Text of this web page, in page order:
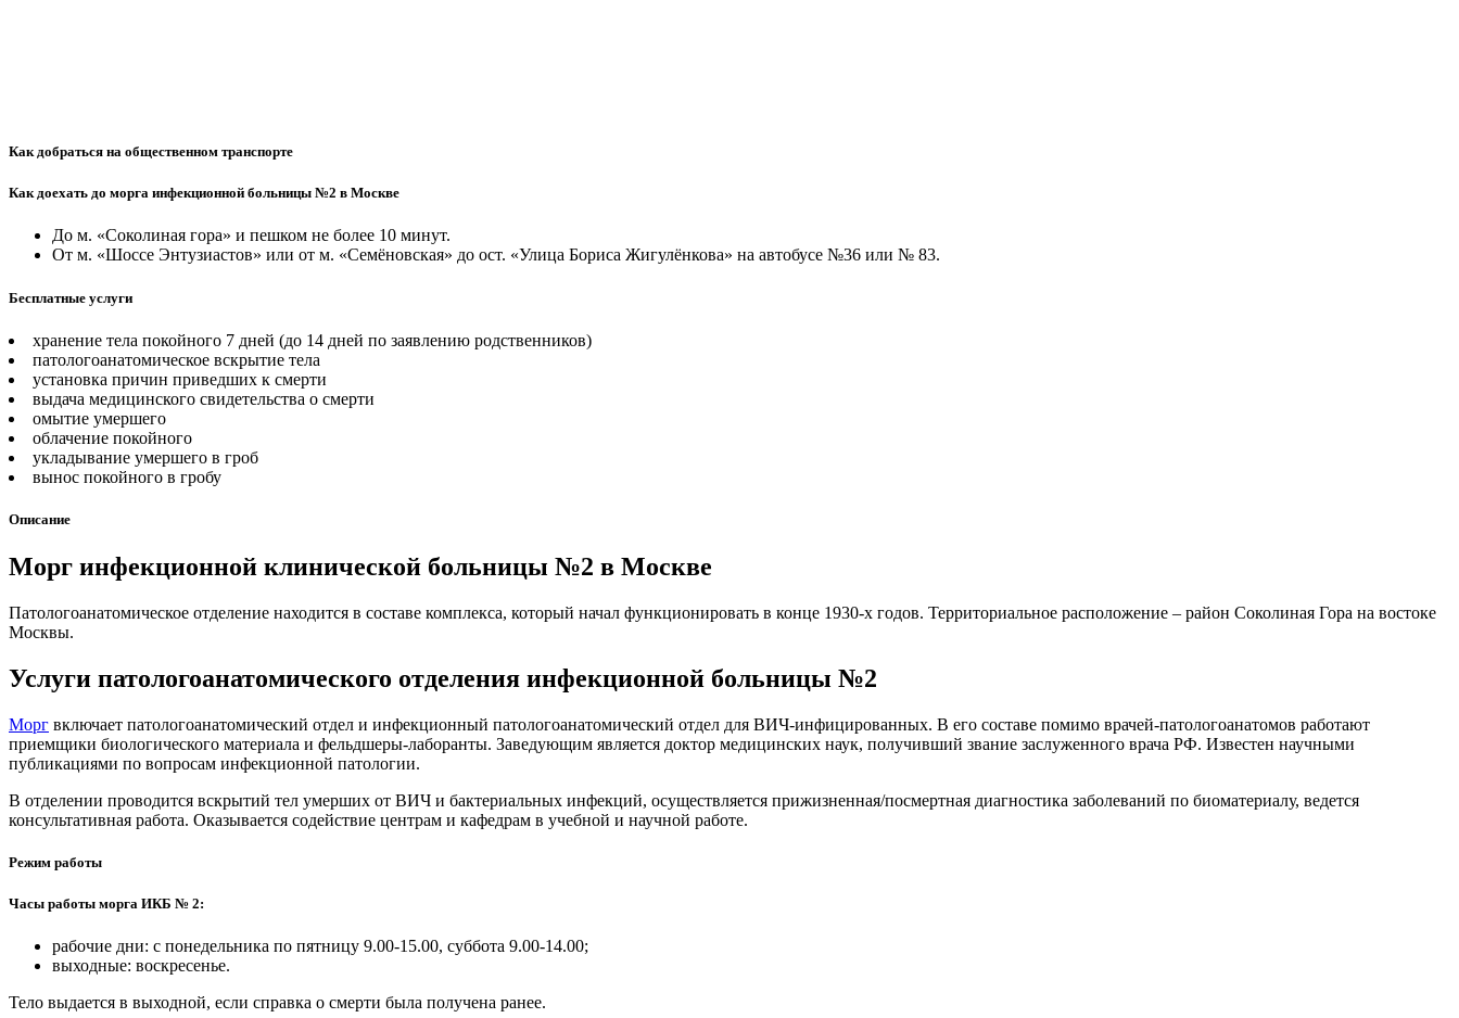
Как добраться на общественном транспорте
Как доехать до морга инфекционной больницы №2 в Москве
До м. «Соколиная гора» и пешком не более 10 минут.
От м. «Шоссе Энтузиастов» или от м. «Семёновская» до ост. «Улица Бориса Жигулёнкова» на автобусе №36 или № 83.
Бесплатные услуги
хранение тела покойного 7 дней (до 14 дней по заявлению родственников)
патологоанатомическое вскрытие тела
установка причин приведших к смерти
выдача медицинского свидетельства о смерти
омытие умершего
облачение покойного
укладывание умершего в гроб
вынос покойного в гробу
Описание
Морг инфекционной клинической больницы №2 в Москве
Патологоанатомическое отделение находится в составе комплекса, который начал функционировать в конце 1930-х годов. Территориальное расположение – район Соколиная Гора на востоке
Москвы.
Услуги патологоанатомического отделения инфекционной больницы №2
Морг включает патологоанатомический отдел и инфекционный патологоанатомический отдел для ВИЧ-инфицированных. В его составе помимо врачей-патологоанатомов работают
приемщики биологического материала и фельдшеры-лаборанты. Заведующим является доктор медицинских наук, получивший звание заслуженного врача РФ. Известен научными
публикациями по вопросам инфекционной патологии.
В отделении проводится вскрытий тел умерших от ВИЧ и бактериальных инфекций, осуществляется прижизненная/посмертная диагностика заболеваний по биоматериалу, ведется
консультативная работа. Оказывается содействие центрам и кафедрам в учебной и научной работе.
Режим работы
Часы работы морга ИКБ № 2:
рабочие дни: с понедельника по пятницу 9.00-15.00, суббота 9.00-14.00;
выходные: воскресенье.
Тело выдается в выходной, если справка о смерти была получена ранее.